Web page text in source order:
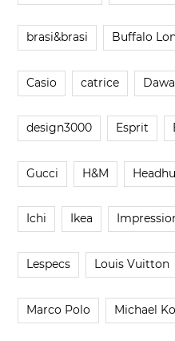
brasi&brasi Buffalo
Casio catrice
design3000 Esprit
Gucci H&M
Ichi Ikea
Lespecs Louis Vuitton
Marco Polo Michael